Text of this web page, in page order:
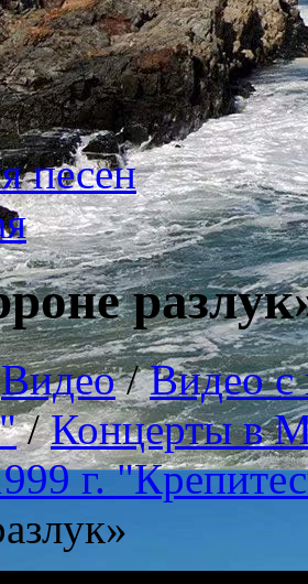
песен
Видео/Видео с
/Концерты в
г.